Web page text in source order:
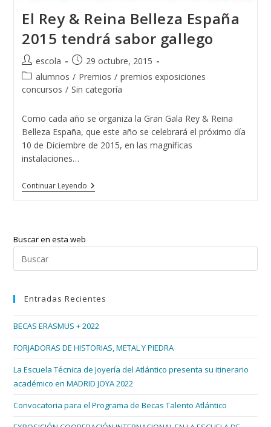
El Rey & Reina Belleza España
2015 tendrá sabor gallego
Autor
de
la
escola
Publicación
de
la
entrada:
29 octubre, 2015
Categoría
de
entrada:
alumnos / Premios / premios exposiciones
concursos / Sin categoría
Como cada año se organiza la Gran Gala Rey & Reina
Belleza España, que este año se celebrará el próximo día
10 de Diciembre de 2015, en las magníficas
instalaciones…
Continuar LeyendoEl
Rey
2015
Gallego
Buscar en esta web
Entradas Recientes
BECAS ERASMUS + 2022
FORJADORAS DE HISTORIAS, METAL Y PIEDRA
La Escuela Técnica de Joyería del Atlántico presenta su itinerario
académico en MADRID JOYA 2022
Convocatoria para el Programa de Becas Talento Atlántico